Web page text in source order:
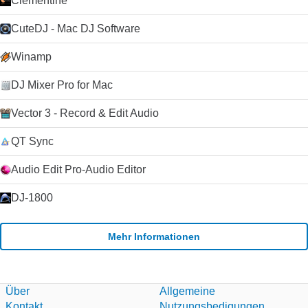
Microsoft im Jahr 2011 hat die Plattform weiter stabilisiert und
die Entwicklung beschleunigt, da Microsoft Skype als Ersatz
Messenger verwendet hat. Klicken Sie auf die grüne
Download-Schaltfläche, um es auszuprobieren. Microsoft
erlaubt nicht mehr das Hosting seiner
Installationsprogramme. Deshalb leiten wir auf ihre
Download-Seite um.
CuteDJ - Mac DJ Software
Winamp
DJ Mixer Pro for Mac
Vector 3 - Record & Edit Audio
QT Sync
Audio Edit Pro-Audio Editor
DJ-1800
Mehr Informationen
Über
Allgemeine